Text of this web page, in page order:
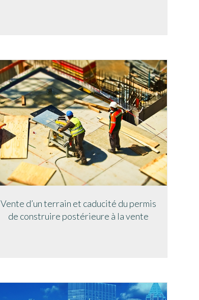
Vente d’un terrain et caducité du permis
de construire postérieure à la vente